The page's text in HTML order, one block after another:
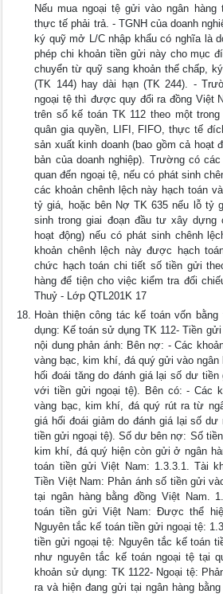
Nếu mua ngoại tệ gửi vào ngân
thực tế phải trả. - TGNH của doanh
ký quỹ mở L/C nhập khẩu có nghĩa là
phép chi khoản tiền gửi này cho mục
chuyển từ quỹ sang khoản thế chấp,
(TK 144) hay dài hạn (TK 244). -
ngoại tệ thì được quy đổi ra đồng Việt
trên sổ kế toán TK 112 theo một
quân gia quyền, LIFI, FIFO, thực tế
sản xuất kinh doanh (bao gồm cả hoạt
bản của doanh nghiệp). Trường có
quan đến ngoại tệ, nếu có phát sinh
các khoản chênh lệch này hạch toán
tỷ giá, hoặc bên Nợ TK 635 nếu lỗ tỷ
sinh trong giai đoạn đầu tư xây dựng
hoạt động) nếu có phát sinh chênh
khoản chênh lệch này được hạch
chức hạch toán chi tiết số tiền gửi
hàng để tiện cho việc kiểm tra đối
Thuỷ - Lớp QTL201K 17
Hoàn thiện công tác kế toán vốn
dụng: Kế toán sử dụng TK 112- Tiền
nội dung phản ánh: Bên nợ: - Các
vàng bạc, kim khí, đá quý gửi vào ngân
hối đoái tăng do đánh giá lại số dư
với tiền gửi ngoại tệ). Bên có: - Các
vàng bạc, kim khí, đá quý rút ra từ
giá hối đoái giảm do đánh giá lại số
tiền gửi ngoại tệ). Số dư bên nợ: Số
kim khí, đá quý hiện còn gửi ở ngân
toán tiền gửi Việt Nam: 1.3.3.1. Tài
Tiền Việt Nam: Phản ánh số tiền gửi
tại ngân hàng bằng đồng Việt Nam.
toán tiền gửi Việt Nam: Được thể
Nguyên tắc kế toán tiền gửi ngoại tệ:
tiền gửi ngoại tệ: Nguyên tắc kế toán
như nguyên tắc kế toán ngoại tệ tại
khoản sử dụng: TK 1122- Ngoại tệ:
ra và hiện đang gửi tại ngân hàng